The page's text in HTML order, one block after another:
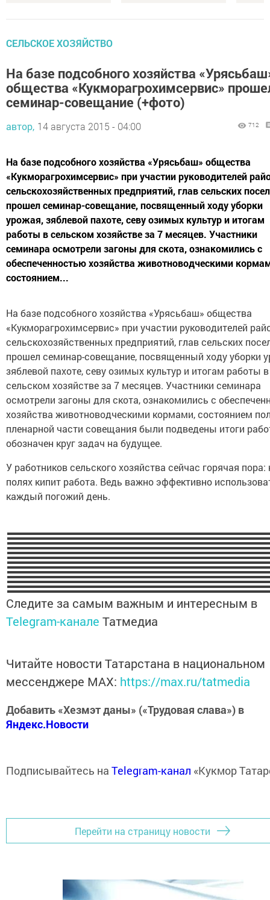
СЕЛЬСКОЕ ХОЗЯЙСТВО
На базе подсобного хозяйства
общества «Кукморагрохимсервис»
семинар-совещание (+фото)
автор, 14 августа 2015 - 04:00 712
На базе подсобного хозяйства «Урясьбаш» общества
«Кукморагрохимсервис» при участии руководителей
сельскохозяйственных предприятий, глав сельских
прошел семинар-совещание, посвященный ходу уборки
урожая, зяблевой пахоте, севу озимых культур и итогам
работы в сельском хозяйстве за 7 месяцев. Участники
семинара осмотрели загоны для скота, ознакомились с
обеспеченностью хозяйства животноводческими
состоянием...
На базе подсобного хозяйства «Урясьбаш» общества
«Кукморагрохимсервис» при участии руководителей
сельскохозяйственных предприятий, глав сельских
прошел семинар-совещание, посвященный ходу уборки
зяблевой пахоте, севу озимых культур и итогам работы в
сельском хозяйстве за 7 месяцев. Участники семинара
осмотрели загоны для скота, ознакомились с
хозяйства животноводческими кормами, состоянием
пленарной части совещания были подведены итоги
обозначен круг задач на будущее.
У работников сельского хозяйства сейчас горячая пора:
полях кипит работа. Ведь важно эффективно
каждый погожий день.
Следите за самым важным и интересным в
Telegram-канале Татмедиа
Читайте новости Татарстана в национальном
мессенджере MАХ: https://max.ru/tatmedia
Добавить «Хезмэт даны» («Трудовая слава») в
Яндекс.Новости
Подписывайтесь на Telegram-канал «Кукмор
Перейти на страницу новости